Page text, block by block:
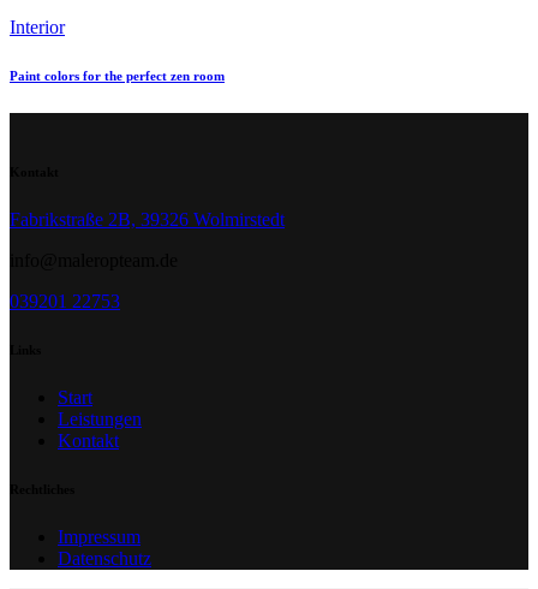
Interior
Paint colors for the perfect zen room
Fabrikstraße 2B, 39326 Wolmirstedt
039201 22753
Start
Leistungen
Kontakt
Impressum
Datenschutz